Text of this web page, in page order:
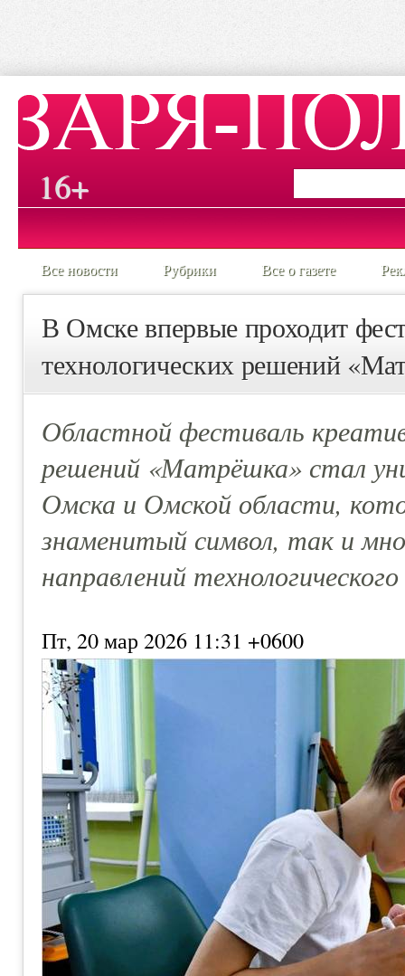
16+
Все новости Рубрики Все о газете
В Омске впервые проходит
технологических решений
Областной фестиваль
решений «Матрёшка» стал
Омска и Омской области,
знаменитый символ, так и
направлений
Пт, 20 мар 2026 11:31 +0600